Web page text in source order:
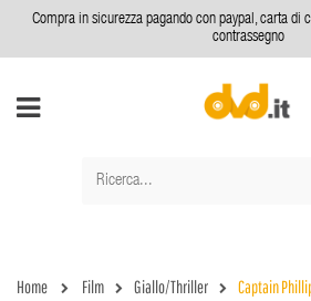
Compra in sicurezza pagando con paypal, carta di
contrassegno
Home Film Giallo/Thriller Captain